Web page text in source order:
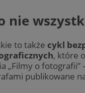
nie
to także cykl
, które
„Filmy o fotografii”
publikowane